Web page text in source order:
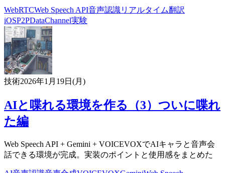
WebRTCWeb Speech API音声認識リアルタイム翻訳
iOSP2PDataChannel実験
技術2026年1月19日(月)
AIと喋れる環境を作る（3）ついに喋れ
た編
Web Speech API + Gemini + VOICEVOXでAIキャラと音声会
話できる環境が完成。実装のポイントと使用感をまとめた